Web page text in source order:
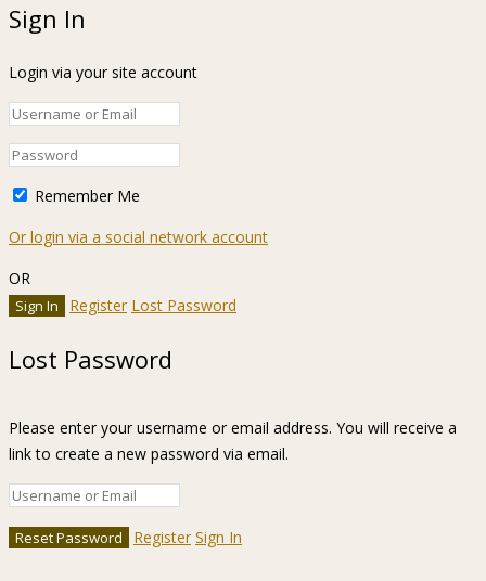
Sign In
Login via your site account
Remember Me
Or login via a social network account
OR
Register Lost Password
Lost Password
Please enter your username or email address. You will receive a
link to create a new password via email.
Register Sign In